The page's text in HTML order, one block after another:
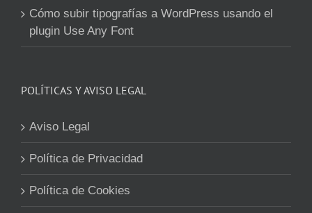
Cómo subir tipografías a WordPress usando el
plugin Use Any Font
POLÍTICAS Y AVISO LEGAL
Aviso Legal
Política de Privacidad
Política de Cookies